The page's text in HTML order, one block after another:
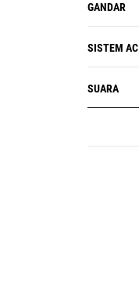
GANDAR
SISTEM AC
SUARA